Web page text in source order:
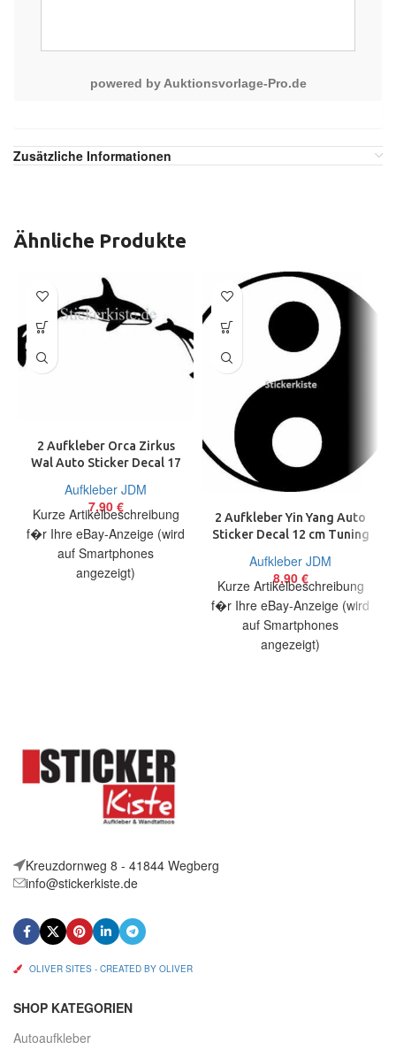
powered by Auktionsvorlage-Pro.de
Zusätzliche Informationen
Ähnliche Produkte
2 Aufkleber Orca Zirkus
Wal Auto Sticker Decal 17
Aufkleber JDM
7,90 €
Kurze Artikelbeschreibung
f�r Ihre eBay-Anzeige (wird
auf Smartphones
angezeigt)
2 Aufkleber Yin Yang Auto
Sticker Decal 12 cm Tuning
Aufkleber JDM
8,90 €
Kurze Artikelbeschreibung
f�r Ihre eBay-Anzeige (wird
auf Smartphones
angezeigt)
Kreuzdornweg 8 - 41844 Wegberg
info@stickerkiste.de
OLIVER SITES - CREATED BY OLIVER
SHOP KATEGORIEN
Autoaufkleber